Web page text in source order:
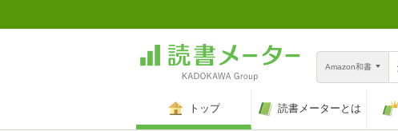
Amazon和書
トップ 読書メーターとは